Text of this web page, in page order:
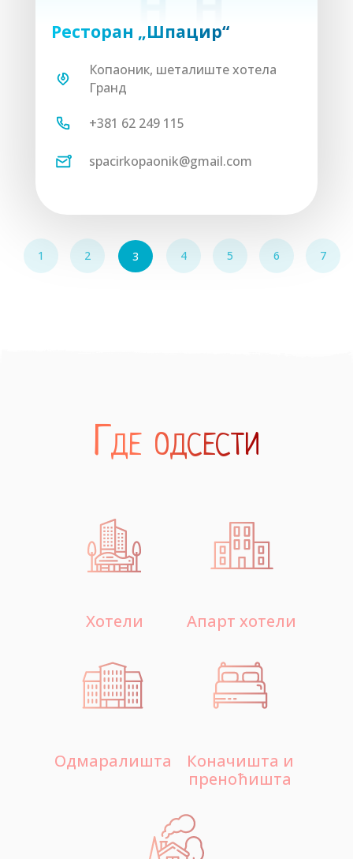
Ресторан „Шпацир“
Копаоник, шеталиште хотела
Гранд
+381 62 249 115
spacirkopaonik@gmail.com
1 2 3 4 5 6 7
Где одсести
Хотели Апарт хотели
Одмаралишта
Коначишта и
преноћишта